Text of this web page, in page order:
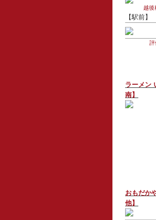
越後
【駅前】
評
ラーメン
南】
おもだか
他】